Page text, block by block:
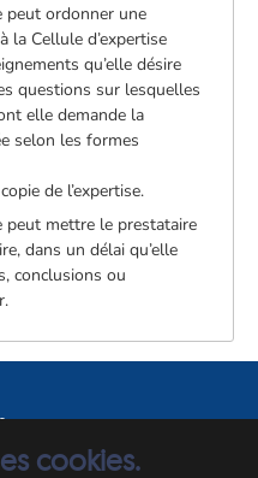
cookies.
peut ordonner une
la Cellule d’expertise
qu’elle désire
questions sur lesquelles
elle demande la
selon les formes
de l’expertise.
peut mettre le prestataire
dans un délai qu’elle
conclusions ou
site